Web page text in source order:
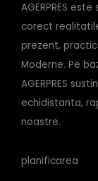
AGERPRES
corect
prezent,
Moderne. Pe
AGERPRES
echidistanta,
noastre.
planificarea